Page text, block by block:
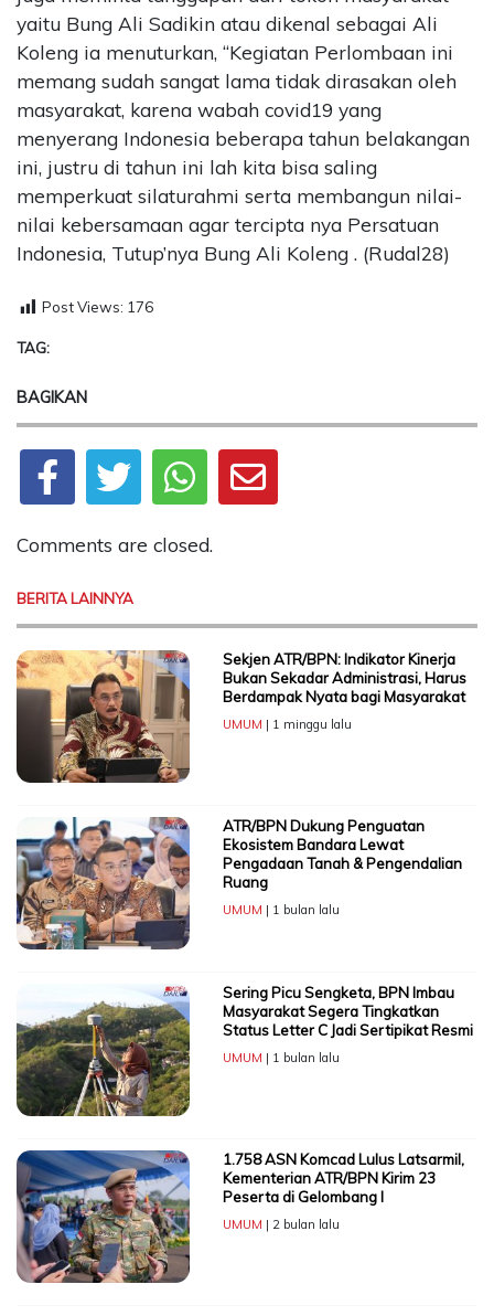
yaitu Bung Ali Sadikin atau dikenal sebagai Ali
Koleng ia menuturkan, “Kegiatan Perlombaan ini
memang sudah sangat lama tidak dirasakan oleh
masyarakat, karena wabah covid19 yang
menyerang Indonesia beberapa tahun belakangan
ini, justru di tahun ini lah kita bisa saling
memperkuat silaturahmi serta membangun nilai-
nilai kebersamaan agar tercipta nya Persatuan
Indonesia, Tutup’nya Bung Ali Koleng . (Rudal28)
Post Views: 176
TAG:
BAGIKAN
Comments are closed.
BERITA LAINNYA
Sekjen ATR/BPN: Indikator Kinerja
Bukan Sekadar Administrasi, Harus
Berdampak Nyata bagi Masyarakat
UMUM | 1 minggu lalu
ATR/BPN Dukung Penguatan
Ekosistem Bandara Lewat
Pengadaan Tanah & Pengendalian
Ruang
UMUM | 1 bulan lalu
Sering Picu Sengketa, BPN Imbau
Masyarakat Segera Tingkatkan
Status Letter C Jadi Sertipikat Resmi
UMUM | 1 bulan lalu
1.758 ASN Komcad Lulus Latsarmil,
Kementerian ATR/BPN Kirim 23
Peserta di Gelombang I
UMUM | 2 bulan lalu